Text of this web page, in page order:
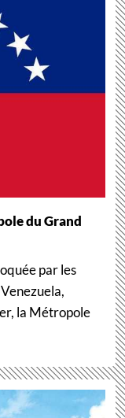
du Grand
par les
la Métropole